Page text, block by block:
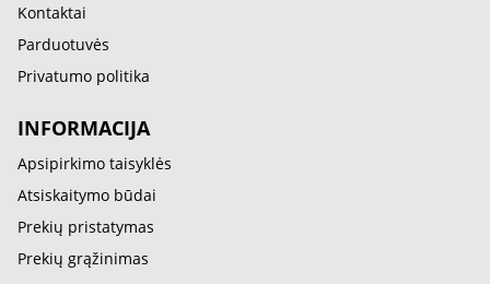
Kontaktai
Parduotuvės
Privatumo politika
INFORMACIJA
Apsipirkimo taisyklės
Atsiskaitymo būdai
Prekių pristatymas
Prekių grąžinimas